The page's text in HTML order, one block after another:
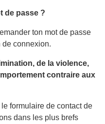
de passe ?
ton mot de passe
de connexion.
de la violence,
contraire aux
formulaire de contact de
dans les plus brefs